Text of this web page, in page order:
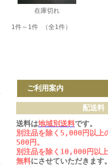
在庫切れ
1件～1件 （全1件）
ご利用案内
配送料
送料は地域別送料です。
別注品を除く5,000円以上
500円。
別注品を除く10,000円以
無料にさせていただきます